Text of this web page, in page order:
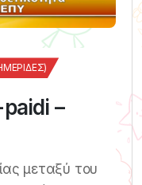
–
μεταξύ του